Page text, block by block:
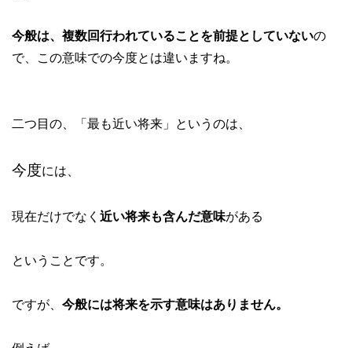
今般は、複数回行われていることを前提としていないの
で、この意味での今度とは違いますね。
二つ目の、「最も近い将来」というのは、
今度には、
現在だけでなく 近い将来も含んだ意味がある
ということです。
ですが、 今般には将来を示す意味はありません。